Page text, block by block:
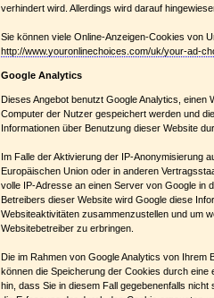
verhindert wird. Allerdings wird darauf
Sie können viele Online-Anzeigen-Cookies von
http://www.youronlinechoices.com/uk/your-ad-
Google Analytics
Dieses Angebot benutzt Google Analytics, einen
Computer der Nutzer gespeichert werden und
Informationen über Benutzung dieser Website
Im Falle der Aktivierung der IP-Anonymisierung
Europäischen Union oder in anderen
volle IP-Adresse an einen Server von Google in
Betreibers dieser Website wird Google diese
Websiteaktivitäten zusammenzustellen und um
Websitebetreiber zu erbringen.
Die im Rahmen von Google Analytics von
können die Speicherung der Cookies durch
hin, dass Sie in diesem Fall gegebenenfalls